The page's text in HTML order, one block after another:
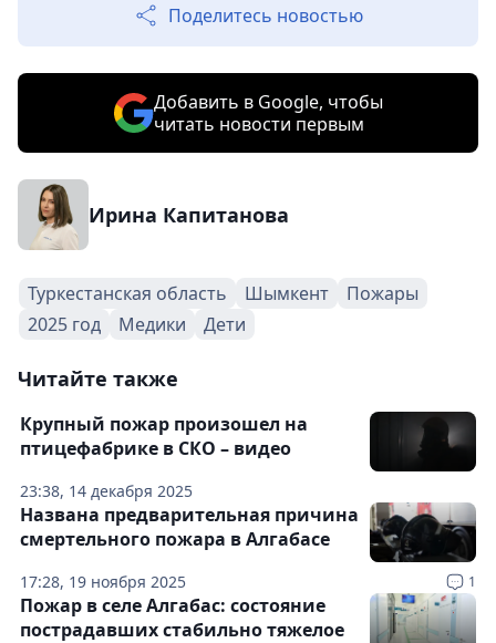
Поделитесь новостью
Добавить в Google, чтобы
читать новости первым
Ирина Капитанова
Туркестанская область Шымкент
Пожары
2025 год
Медики Дети
Читайте также
23:38, 14 декабря 2025
Крупный пожар произошел на
птицефабрике в СКО – видео
17:28, 19 ноября 2025 1
Названа предварительная причина
смертельного пожара в Алгабасе
Пожар в селе Алгабас: состояние
пострадавших стабильно тяжелое